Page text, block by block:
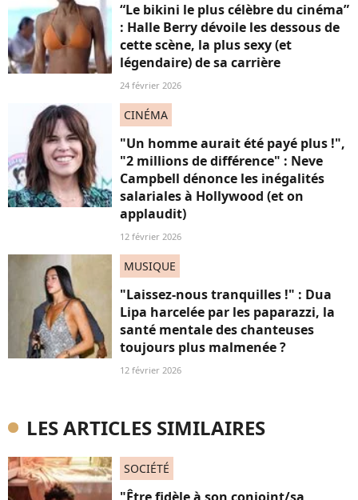
“Le bikini le plus célèbre du cinéma”
: Halle Berry dévoile les dessous de
cette scène, la plus sexy (et
légendaire) de sa carrière
24 février 2026
CINÉMA
"Un homme aurait été payé plus !",
"2 millions de différence" : Neve
Campbell dénonce les inégalités
salariales à Hollywood (et on
applaudit)
12 février 2026
MUSIQUE
"Laissez-nous tranquilles !" : Dua
Lipa harcelée par les paparazzi, la
santé mentale des chanteuses
toujours plus malmenée ?
12 février 2026
LES ARTICLES SIMILAIRES
SOCIÉTÉ